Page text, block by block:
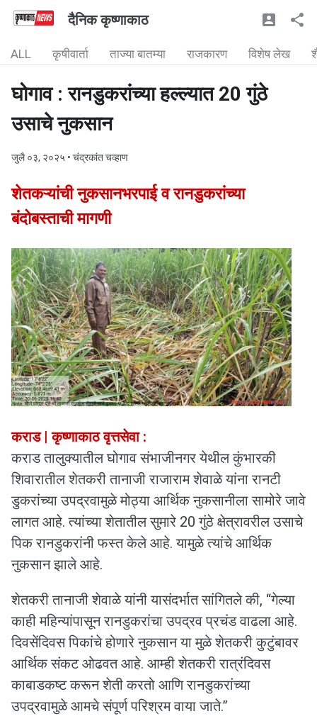
दैनिक कृष्णाकाठ
ALL कृषीवार्ता ताज्या बातम्या राजकारण विशेष लेख
घोगाव : रानडुकरांच्या हल्ल्यात 20 गुंठे
उसाचे नुकसान
जुलै ०३, २०२५ • चंद्रकांत चव्हाण
शेतकऱ्यांची नुकसानभरपाई व रानडुकरांच्या
बंदोबस्ताची मागणी
कराड | कृष्णाकाठ वृत्तसेवा :
कराड तालुक्यातील घोगाव संभाजीनगर येथील कुंभारकी
शिवारातील शेतकरी तानाजी राजाराम शेवाळे यांना रानटी
डुकरांच्या उपद्रवामुळे मोठ्या आर्थिक नुकसानीला सामोरे जावे
लागत आहे. त्यांच्या शेतातील सुमारे 20 गुंठे क्षेत्रावरील उसाचे
पिक रानडुकरांनी फस्त केले आहे. यामुळे त्यांचे आर्थिक
नुकसान झाले आहे.
शेतकरी तानाजी शेवाळे यांनी यासंदर्भात सांगितले की, “गेल्या
काही महिन्यांपासून रानडुकरांचा उपद्रव प्रचंड वाढला आहे.
दिवसेंदिवस पिकांचे होणारे नुकसान या मुळे शेतकरी कुटुंबावर
आर्थिक संकट ओढवत आहे. आम्ही शेतकरी रात्रंदिवस
काबाडकष्ट करून शेती करतो आणि रानडुकरांच्या
उपद्रवामुळे आमचे संपूर्ण परिश्रम वाया जाते.”